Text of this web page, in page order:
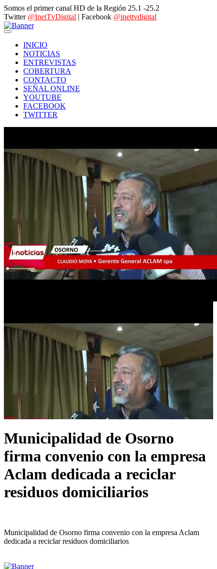
Somos el primer canal HD de la Región 25.1 -25.2
Twitter @InetTvDigital | Facebook @inettvdigital
INICIO
NOTICIAS
ENTREVISTAS
COBERTURA
CONTACTO
SEÑAL ONLINE
YOUTUBE
FACEBOOK
TWITTER
Municipalidad de Osorno
firma convenio con la empresa
Aclam dedicada a reciclar
residuos domiciliarios
Municipalidad de Osorno firma convenio con la empresa Aclam
dedicada a reciclar residuos domiciliarios